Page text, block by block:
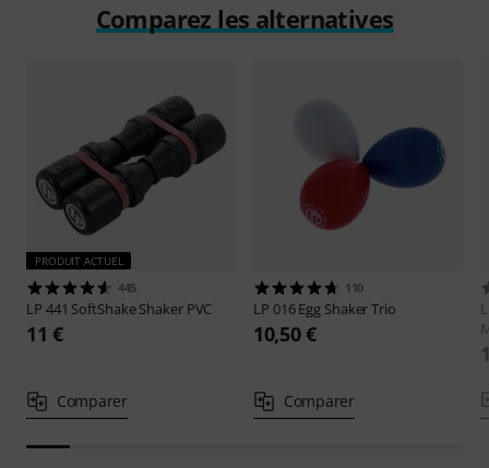
Comparez les alternatives
PRODUIT ACTUEL
445
LP 441 SoftShake Shaker PVC
11 €
Comparer
110
LP 016 Egg Shaker Trio
10,50 €
Comparer